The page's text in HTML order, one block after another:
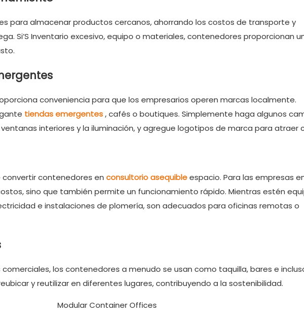
para almacenar productos cercanos, ahorrando los costos de transporte y
Si’S Inventario excesivo, equipo o materiales, contenedores proporcionan
conveniencia para que los empresarios operen marcas localmente.
tiendas emergentes, cafés o boutiques. Simplemente haga algunos
interiores y la iluminación, y agregue logotipos de marca para atraer
contenedores en consultorio asequibleespacio. Para las empresas
sino que también permite un funcionamiento rápido. Mientras estén
e instalaciones de plomería, son adecuados para oficinas remotas o
los contenedores a menudo se usan como taquilla, bares e
y reutilizar en diferentes lugares, contribuyendo a la sostenibilidad.